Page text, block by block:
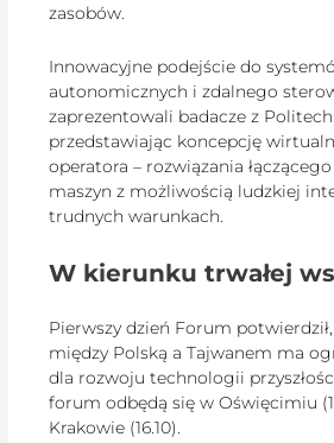
zasobów.
Innowacyjne podejście do
autonomicznych i zdalnego
zaprezentowali badacze z
przedstawiając koncepcję
operatora – rozwiązania
maszyn z możliwością ludzkiej
trudnych warunkach.
W kierunku trwałej
Pierwszy dzień Forum potwierdził,
między Polską a Tajwanem ma
dla rozwoju technologii
forum odbędą się w Oświęcimiu
Krakowie (16.10).